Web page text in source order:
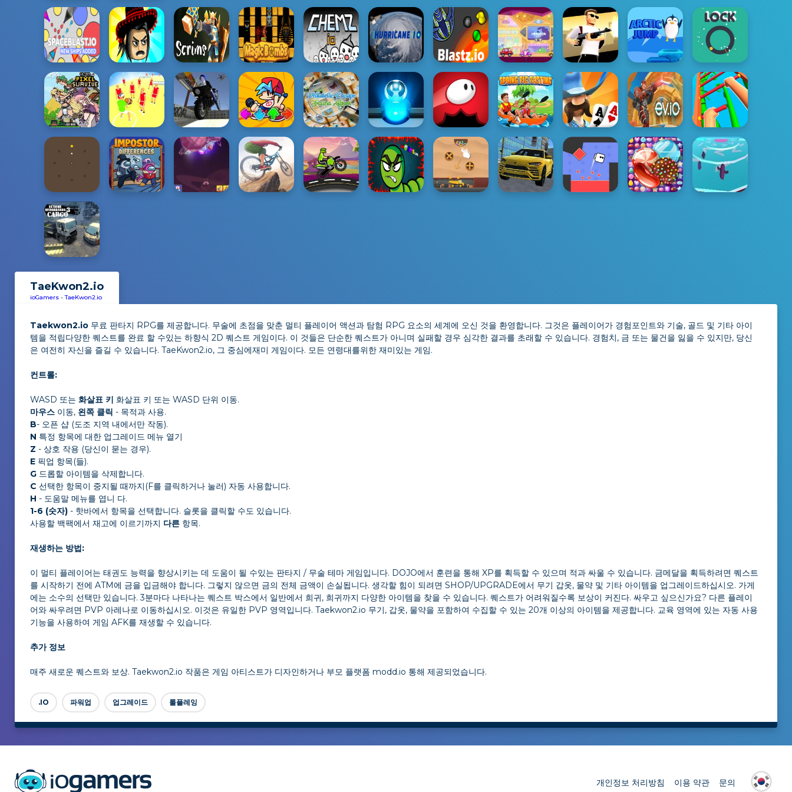
TaeKwon2.io
ioGamers -TaeKwon2.io
Taekwon2.io 무료 판타지 RPG를 제공합니다. 무술에 초점을 맞춘 멀티 플레이어 액션과 탐험 RPG 요소의 세계에 오신 것을 환영합니다. 그것은 플레이어가 경험포인트와 기술, 골드 및 기타 아이
템을 적립다양한 퀘스트를 완료 할 수있는 하향식 2D 퀘스트 게임이다. 이 것들은 단순한 퀘스트가 아니며 실패할 경우 심각한 결과를 초래할 수 있습니다. 경험치, 금 또는 물건을 잃을 수 있지만, 당신
은 여전히 자신을 즐길 수 있습니다. TaeKwon2.io, 그 중심에재미 게임이다. 모든 연령대를위한 재미있는 게임.
컨트롤:
WASD 또는 화살표 키 화살표 키 또는 WASD 단위 이동.
마우스 이동, 왼쪽 클릭 - 목적과 사용.
B- 오픈 샵 (도조 지역 내에서만 작동).
N 특정 항목에 대한 업그레이드 메뉴 열기
Z - 상호 작용 (당신이 묻는 경우).
E 픽업 항목(들).
G 드롭할 아이템을 삭제합니다.
C 선택한 항목이 중지될 때까지(F를 클릭하거나 눌러) 자동 사용합니다.
H - 도움말 메뉴를 엽니 다.
1-6 (숫자) - 핫바에서 항목을 선택합니다. 슬롯을 클릭할 수도 있습니다.
사용할 백팩에서 재고에 이르기까지 다른 항목.
재생하는 방법:
이 멀티 플레이어는 태권도 능력을 향상시키는 데 도움이 될 수있는 판타지 / 무술 테마 게임입니다. DOJO에서 훈련을 통해 XP를 획득할 수 있으며 적과 싸울 수 있습니다. 금메달을 획득하려면 퀘스트
를 시작하기 전에 ATM에 금을 입금해야 합니다. 그렇지 않으면 금의 전체 금액이 손실됩니다. 생각할 힘이 되려면 SHOP/UPGRADE에서 무기 갑옷, 물약 및 기타 아이템을 업그레이드하십시오. 가게
에는 소수의 선택만 있습니다. 3분마다 나타나는 퀘스트 박스에서 일반에서 희귀, 희귀까지 다양한 아이템을 찾을 수 있습니다. 퀘스트가 어려워질수록 보상이 커진다. 싸우고 싶으신가요? 다른 플레이
어와 싸우려면 PVP 아레나로 이동하십시오. 이것은 유일한 PVP 영역입니다. Taekwon2.io 무기, 갑옷, 물약을 포함하여 수집할 수 있는 20개 이상의 아이템을 제공합니다. 교육 영역에 있는 자동 사용
기능을 사용하여 게임 AFK를 재생할 수 있습니다.
추가 정보
매주 새로운 퀘스트와 보상. Taekwon2.io 작품은 게임 아티스트가 디자인하거나 부모 플랫폼 modd.io 통해 제공되었습니다.
.IO 파워업 업그레이드 롤플레잉
개인정보 처리방침 이용 약관 문의